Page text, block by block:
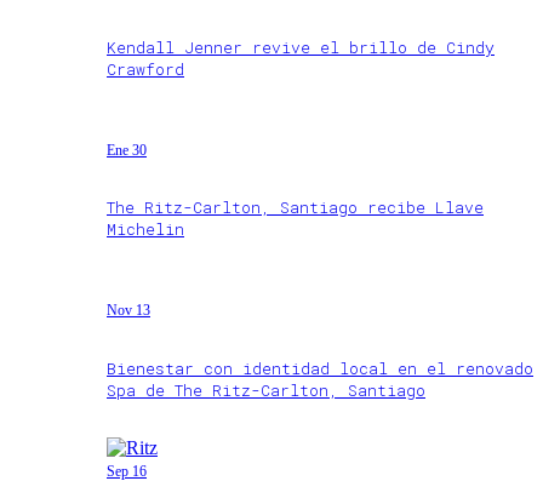
Kendall Jenner revive el brillo de Cindy
Crawford
Ene 30
The Ritz-Carlton, Santiago recibe Llave
Michelin
Nov 13
Bienestar con identidad local en el renovado
Spa de The Ritz-Carlton, Santiago
Sep 16